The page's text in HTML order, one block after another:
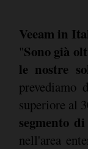
Veeam in
"Sono già
le nostre
prevediamo
superiore al
segmento
nell'area